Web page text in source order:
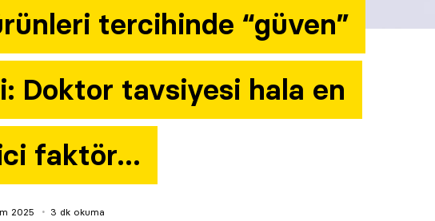
tercihinde “güven”
Doktor tavsiyesi hala en
faktör…
2025 3 dk okuma